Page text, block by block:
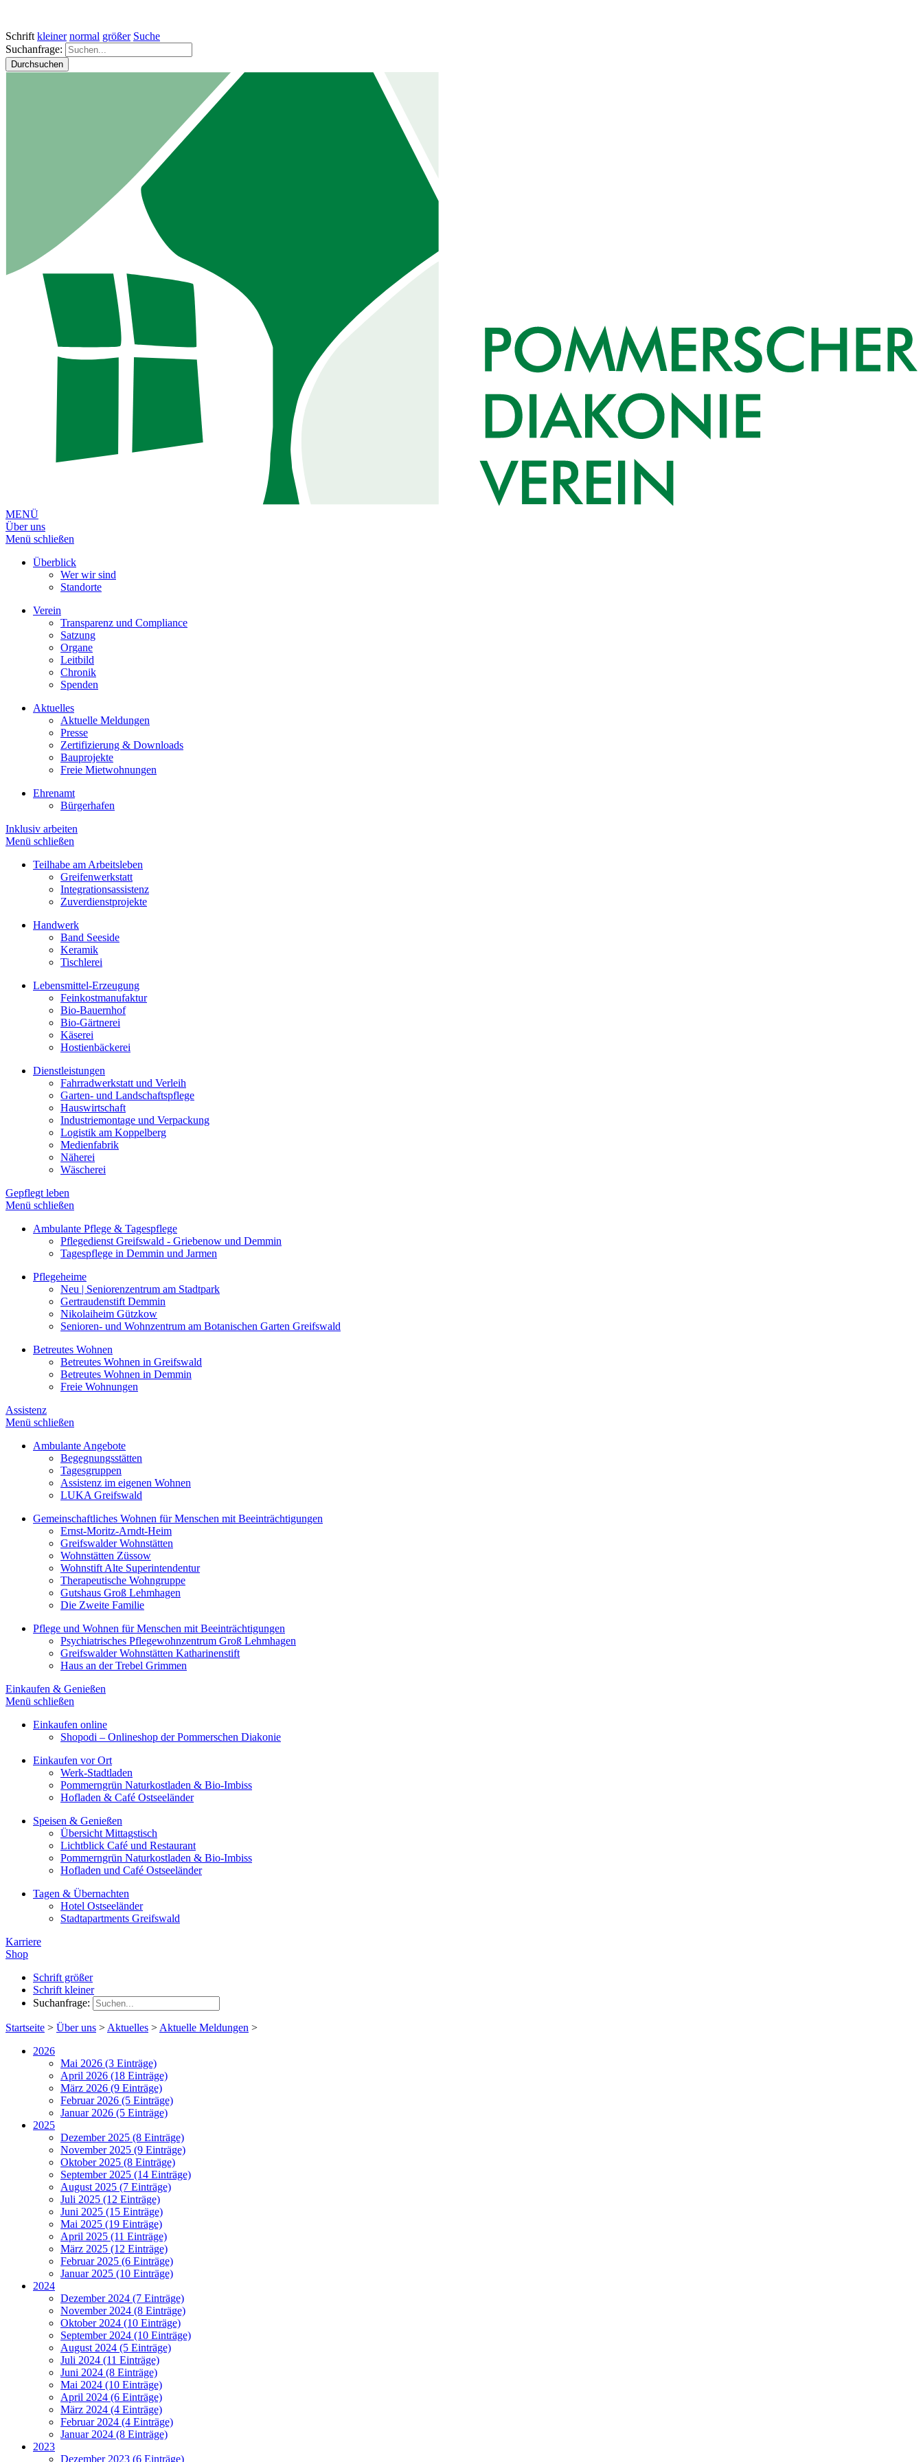
Schrift kleiner normal größer Suche
Suchanfrage:
Durchsuchen
MENÜ
Über uns
Menü schließen
Überblick
Wer wir sind
Standorte
Verein
Transparenz und Compliance
Satzung
Organe
Leitbild
Chronik
Spenden
Aktuelles
Aktuelle Meldungen
Presse
Zertifizierung & Downloads
Bauprojekte
Freie Mietwohnungen
Ehrenamt
Bürgerhafen
Inklusiv arbeiten
Menü schließen
Teilhabe am Arbeitsleben
Greifenwerkstatt
Integrationsassistenz
Zuverdienstprojekte
Handwerk
Band Seeside
Keramik
Tischlerei
Lebensmittel-Erzeugung
Feinkostmanufaktur
Bio-Bauernhof
Bio-Gärtnerei
Käserei
Hostienbäckerei
Dienstleistungen
Fahrradwerkstatt und Verleih
Garten- und Landschaftspflege
Hauswirtschaft
Industriemontage und Verpackung
Logistik am Koppelberg
Medienfabrik
Näherei
Wäscherei
Gepflegt leben
Menü schließen
Ambulante Pflege & Tagespflege
Pflegedienst Greifswald - Griebenow und Demmin
Tagespflege in Demmin und Jarmen
Pflegeheime
Neu | Seniorenzentrum am Stadtpark
Gertraudenstift Demmin
Nikolaiheim Gützkow
Senioren- und Wohnzentrum am Botanischen Garten Greifswald
Betreutes Wohnen
Betreutes Wohnen in Greifswald
Betreutes Wohnen in Demmin
Freie Wohnungen
Assistenz
Menü schließen
Ambulante Angebote
Begegnungsstätten
Tagesgruppen
Assistenz im eigenen Wohnen
LUKA Greifswald
Gemeinschaftliches Wohnen für Menschen mit Beeinträchtigungen
Ernst-Moritz-Arndt-Heim
Greifswalder Wohnstätten
Wohnstätten Züssow
Wohnstift Alte Superintendentur
Therapeutische Wohngruppe
Gutshaus Groß Lehmhagen
Die Zweite Familie
Pflege und Wohnen für Menschen mit Beeinträchtigungen
Psychiatrisches Pflegewohnzentrum Groß Lehmhagen
Greifswalder Wohnstätten Katharinenstift
Haus an der Trebel Grimmen
Einkaufen & Genießen
Menü schließen
Einkaufen online
Shopodi – Onlineshop der Pommerschen Diakonie
Einkaufen vor Ort
Werk-Stadtladen
Pommerngrün Naturkostladen & Bio-Imbiss
Hofladen & Café Ostseeländer
Speisen & Genießen
Übersicht Mittagstisch
Lichtblick Café und Restaurant
Pommerngrün Naturkostladen & Bio-Imbiss
Hofladen und Café Ostseeländer
Tagen & Übernachten
Hotel Ostseeländer
Stadtapartments Greifswald
Karriere
Shop
Schrift größer
Schrift kleiner
Suchanfrage:
Startseite > Über uns > Aktuelles > Aktuelle Meldungen >
2026
Mai 2026 (3 Einträge)
April 2026 (18 Einträge)
März 2026 (9 Einträge)
Februar 2026 (5 Einträge)
Januar 2026 (5 Einträge)
2025
Dezember 2025 (8 Einträge)
November 2025 (9 Einträge)
Oktober 2025 (8 Einträge)
September 2025 (14 Einträge)
August 2025 (7 Einträge)
Juli 2025 (12 Einträge)
Juni 2025 (15 Einträge)
Mai 2025 (19 Einträge)
April 2025 (11 Einträge)
März 2025 (12 Einträge)
Februar 2025 (6 Einträge)
Januar 2025 (10 Einträge)
2024
Dezember 2024 (7 Einträge)
November 2024 (8 Einträge)
Oktober 2024 (10 Einträge)
September 2024 (10 Einträge)
August 2024 (5 Einträge)
Juli 2024 (11 Einträge)
Juni 2024 (8 Einträge)
Mai 2024 (10 Einträge)
April 2024 (6 Einträge)
März 2024 (4 Einträge)
Februar 2024 (4 Einträge)
Januar 2024 (8 Einträge)
2023
Dezember 2023 (6 Einträge)